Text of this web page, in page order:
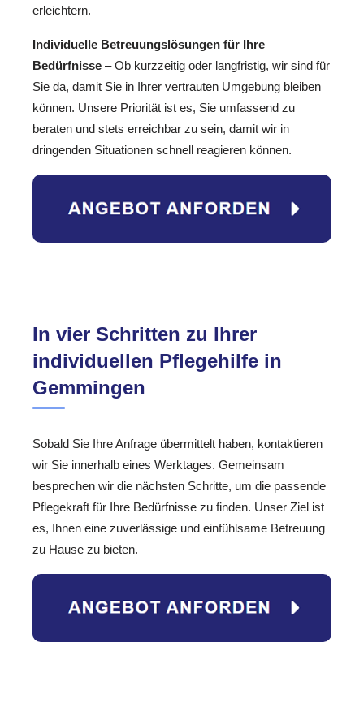
erleichtern.
Individuelle Betreuungslösungen für Ihre
Bedürfnisse – Ob kurzzeitig oder langfristig, wir sind für
Sie da, damit Sie in Ihrer vertrauten Umgebung bleiben
können. Unsere Priorität ist es, Sie umfassend zu
beraten und stets erreichbar zu sein, damit wir in
dringenden Situationen schnell reagieren können.
In vier Schritten zu Ihrer
individuellen Pflegehilfe in
Gemmingen
Sobald Sie Ihre Anfrage übermittelt haben, kontaktieren
wir Sie innerhalb eines Werktages. Gemeinsam
besprechen wir die nächsten Schritte, um die passende
Pflegekraft für Ihre Bedürfnisse zu finden. Unser Ziel ist
es, Ihnen eine zuverlässige und einfühlsame Betreuung
zu Hause zu bieten.